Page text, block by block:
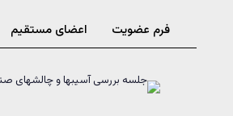
فرم عضویت اعضای مستقیم